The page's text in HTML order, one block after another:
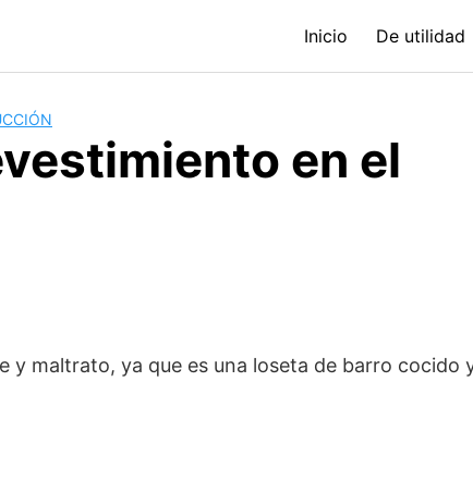
Inicio De utilidad
en el
y maltrato, ya que es una loseta de barro cocido